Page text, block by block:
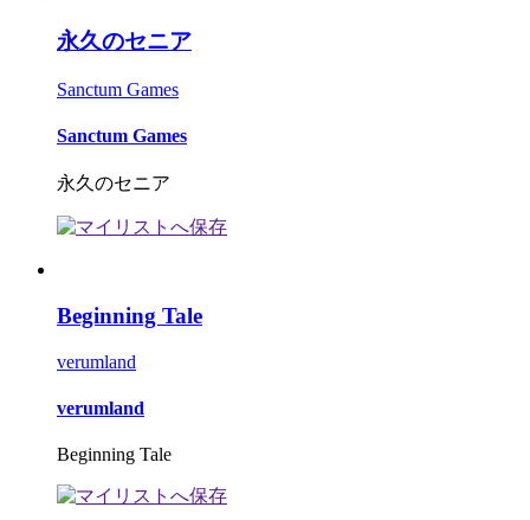
永久のセニア
Sanctum Games
Sanctum Games
永久のセニア
Beginning Tale
verumland
verumland
Beginning Tale